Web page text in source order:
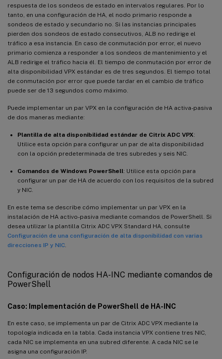
respuesta de los sondeos de estado en intervalos regulares. Por lo
tanto, en una configuración de HA, el nodo primario responde a
sondeos de estado y secundario no. Si las instancias principales
pierden dos sondeos de estado consecutivos, ALB no redirige el
tráfico a esa instancia. En caso de conmutación por error, el nuevo
primario comienza a responder a los sondeos de mantenimiento y el
ALB redirige el tráfico hacia él. El tiempo de conmutación por error de
alta disponibilidad VPX estándar es de tres segundos. El tiempo total
de conmutación por error que puede tardar en el cambio de tráfico
puede ser de 13 segundos como máximo.
Puede implementar un par VPX en la configuración de HA activa-pasiva
de dos maneras mediante:
Plantilla de alta disponibilidad estándar de Citrix ADC VPX:
Utilice esta opción para configurar un par de alta disponibilidad
con la opción predeterminada de tres subredes y seis NIC.
Comandos de Windows PowerShell: Utilice esta opción para
configurar un par de HA de acuerdo con los requisitos de la subred
y NIC.
En este tema se describe cómo implementar un par VPX en la
instalación de HA activo-pasiva mediante comandos de PowerShell. Si
desea utilizar la plantilla Citrix ADC VPX Standard HA, consulte
Configuración de una configuración de alta disponibilidad con varias
direcciones IP y NIC
Configuración de nodos HA-INC mediante comandos de
PowerShell
Caso: Implementación de PowerShell de HA-INC
En este caso, se implementa un par de Citrix ADC VPX mediante la
topología indicada en la tabla. Cada instancia VPX contiene tres NIC,
cada NIC se implementa en una subred diferente. A cada NIC se le
asigna una configuración IP.